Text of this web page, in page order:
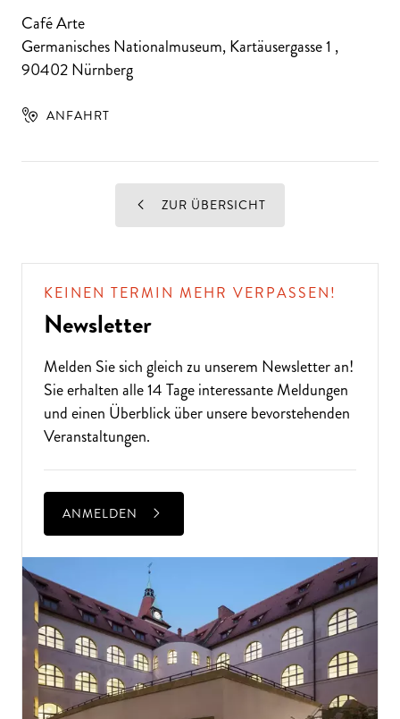
Café Arte
Germanisches Nationalmuseum, Kartäusergasse 1 ,
90402Nürnberg
ANFAHRT
ZUR ÜBERSICHT
KEINEN TERMIN MEHR VERPASSEN!
Newsletter
Melden Sie sich gleich zu unserem Newsletteran!
Sie erhalten alle 14 Tage interessante Meldungen
und einen Überblick über unsere bevorstehenden
Veranstaltungen.
ANMELDEN